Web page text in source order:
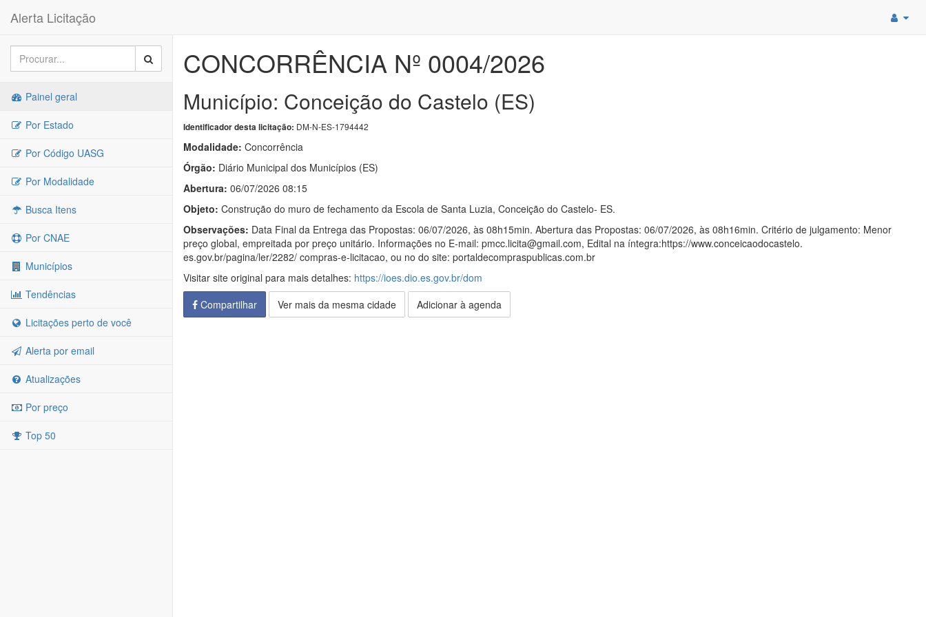
Alerta Licitação
Painel geral
Por Estado
Por Código UASG
Por Modalidade
Busca Itens
Por CNAE
Municípios
Tendências
Licitações perto de você
Alerta por email
Atualizações
Por preço
Top 50
CONCORRÊNCIA Nº 0004/2026
Município: Conceição do Castelo (ES)
Identificador desta licitação: DM-N-ES-1794442
Modalidade: Concorrência
Órgão: Diário Municipal dos Municípios (ES)
Abertura: 06/07/2026 08:15
Objeto: Construção do muro de fechamento da Escola de Santa Luzia, Conceição do Castelo- ES.
Observações: Data Final da Entrega das Propostas: 06/07/2026, às 08h15min. Abertura das Propostas: 06/07/2026, às 08h16min. Critério de julgamento: Menor
preço global, empreitada por preço unitário. Informações no E-mail: pmcc.licita@gmail.com, Edital na íntegra:https://www.conceicaodocastelo.
es.gov.br/pagina/ler/2282/ compras-e-licitacao, ou no do site: portaldecompraspublicas.com.br
Visitar site original para mais detalhes: https://ioes.dio.es.gov.br/dom
Compartilhar
Ver mais da mesma cidade Adicionar à agenda